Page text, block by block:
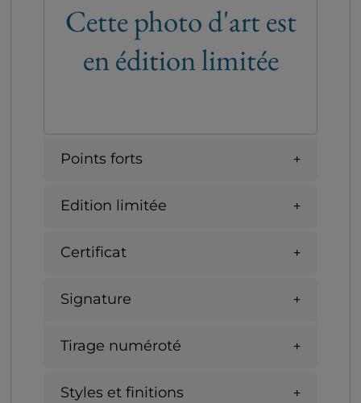
Cette photo d'art est
en édition limitée
Points forts
Edition limitée
Certificat
Signature
Tirage numéroté
Styles et finitions